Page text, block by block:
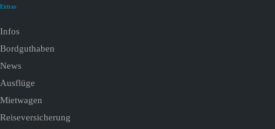
Extras
Infos
Bordguthaben
News
Ausflüge
Mietwagen
Reiseversicherung